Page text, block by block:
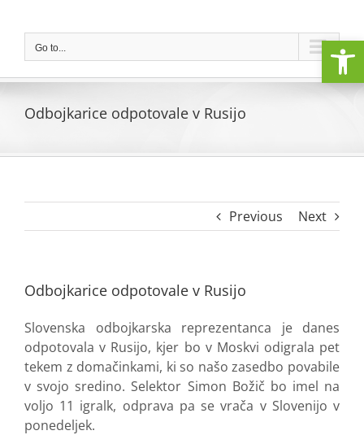
contentGo to...
Odbojkarice odpotovale v Rusijo
Previous Next
Odbojkarice odpotovale v Rusijo
Slovenska odbojkarska reprezentanca je danes
odpotovala v Rusijo, kjer bo v Moskvi odigrala pet
tekem z domačinkami, ki so našo zasedbo povabile
v svojo sredino. Selektor Simon Božič bo imel na
voljo 11 igralk, odprava pa se vrača v Slovenijo v
ponedeljek.